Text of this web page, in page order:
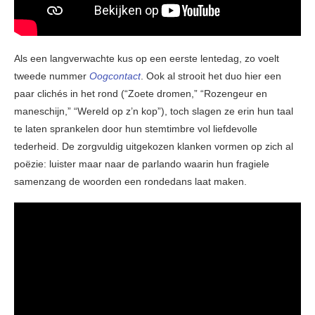
Als een langverwachte kus op een eerste lentedag, zo voelt
tweede nummer Oogcontact. Ook al strooit het duo hier een
paar clichés in het rond (“Zoete dromen,” “Rozengeur en
maneschijn,” “Wereld op z’n kop”), toch slagen ze erin hun taal
te laten sprankelen door hun stemtimbre vol liefdevolle
tederheid. De zorgvuldig uitgekozen klanken vormen op zich al
poëzie: luister maar naar de parlando waarin hun fragiele
samenzang de woorden een rondedans laat maken.